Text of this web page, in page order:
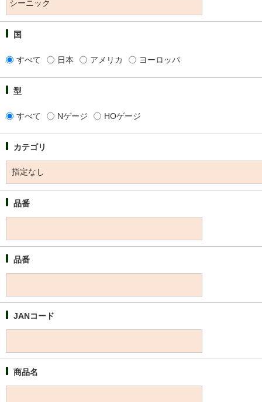
国
すべて 日本 アメリカ ヨーロッパ
型
すべて Nゲージ HOゲージ
カテゴリ
品番
品番
JANコード
商品名